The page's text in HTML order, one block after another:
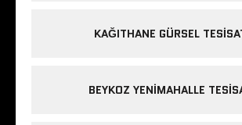
KAĞITHANE GÜRSEL
BEYKOZ YENIMAHALLE